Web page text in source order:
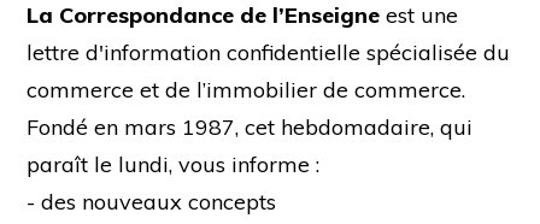
La Correspondance de l’Enseigne est une
lettre d'information confidentielle spécialisée du
commerce et de l’immobilier de commerce.
Fondé en mars 1987, cet hebdomadaire, qui
paraît le lundi, vous informe :
- des nouveaux concepts